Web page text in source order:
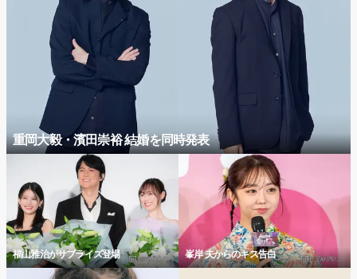
重岡大毅・濱田崇裕 結婚を同時発表
福山雅治がサプライズ登場 峯岸 夫からのキス告白